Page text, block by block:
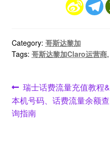
Category: 哥斯达黎加
Tags: 哥斯达黎加Claro运营商,
文
章
Previous
post:
瑞士话费流量充值教程&
本机号码、话费流量余额查
询指南